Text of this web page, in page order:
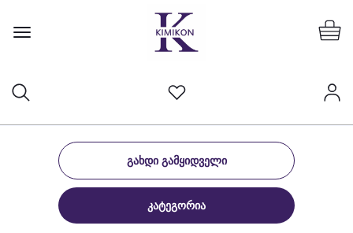
ᲒᲐᲮᲓᲘ ᲒᲐᲛᲧᲘᲓᲕᲔᲚᲘ
ᲙᲐᲢᲔᲒᲝᲠᲘᲐ